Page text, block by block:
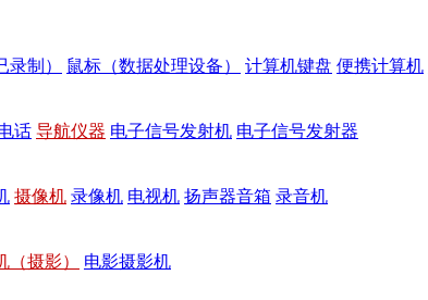
制） 鼠标（数据处理设备） 计算机键盘 便携计算机
话 导航仪器 电子信号发射机 电子信号发射器
摄像机 录像机 电视机 扬声器音箱 录音机
（摄影） 电影摄影机